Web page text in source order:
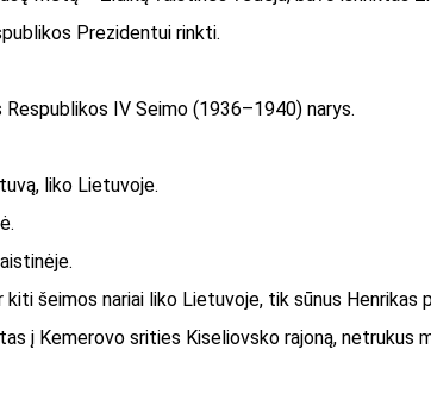
Prezidentui rinkti.
IV Seimo (1936–1940) narys.
liko Lietuvoje.
šeimos nariai liko Lietuvoje, tik sūnus Henrikas
į Kemerovo srities Kiseliovsko rajoną, netrukus